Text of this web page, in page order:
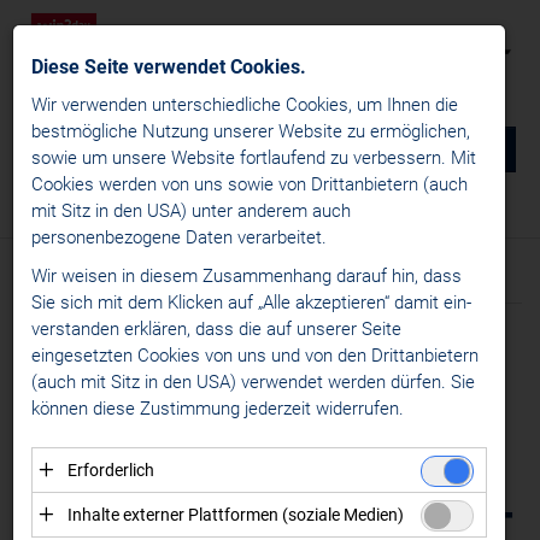
0 DE
NEWS
win2day ICE Hockey League
Liganews
International News
Transfernews
CHL
Specials
Alps Hockey League
Womens Hockey Leagues
News / News / Transfernews
Text Bilder
Meldung vom 11.06.2026
DOUG SHEDDEN IST
NEUER HEAD COACH
VON MILANO | JUSTIN
RICHARDS VERSTÄRKT
Diese Seite verwendet Cookies.
Wir verwenden unterschiedliche Cookies, um Ihnen die
best­mögliche Nutzung unserer Website zu ermöglichen,
sowie um unsere Website fortlaufend zu verbessern. Mit
Cookies werden von uns sowie von Drittanbietern (auch
mit Sitz in den USA) unter anderem auch
personenbezogene Daten verarbeitet.
Wir weisen in diesem Zusammenhang darauf hin, dass
Sie sich mit dem Klicken auf „Alle akzeptieren“ damit ein­
ver­standen erklären, dass die auf unserer Seite
eingesetzten Cookies von uns und von den Drittanbietern
(auch mit Sitz in den USA) verwendet werden dürfen. Sie
können diese Zustimmung jederzeit widerrufen.
Erforderlich
Essenzielle Cookies ermöglichen grundlegende
Funktionen und sind für die einwandfreie Funktion der
Inhalte externer Plattformen (soziale Medien)